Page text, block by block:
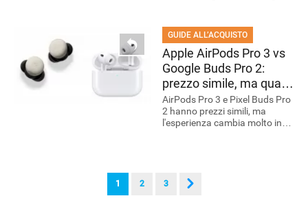
abitudini d'uso.
GUIDE ALL’ACQUISTO
Apple AirPods Pro 3 vs
Google Buds Pro 2:
prezzo simile, ma quale
conviene acquistare?
AirPods Pro 3 e Pixel Buds Pro
2 hanno prezzi simili, ma
l'esperienza cambia molto in
1 2 3